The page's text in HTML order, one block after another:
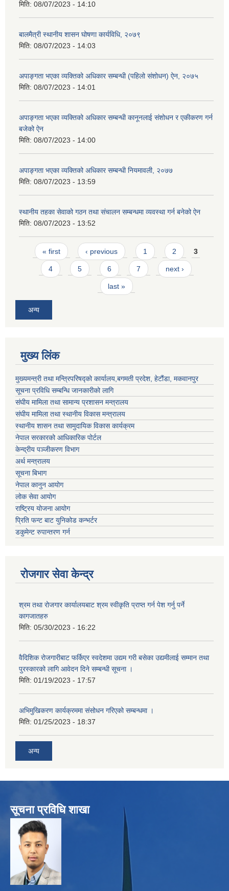
मिति: 08/07/2023 - 14:10
बालमैत्री स्थानीय शासन घोषणा कार्यविधि,‍ २०७९
मिति: 08/07/2023 - 14:03
अपाङ्गता भएका व्यक्तिको अधिकार सम्बन्धी (पहिलो संशोधन) ऐन, २०७५
मिति: 08/07/2023 - 14:01
अपाङ्गता भएका व्यक्तिको अधिकार सम्बन्धी कानूनलाई संशोधन र एकीकरण गर्न
बजेको ऐन
मिति: 08/07/2023 - 14:00
अपाङ्गता भएका व्यक्तिको अधिकार सम्बन्धी नियमावली, २०७७
मिति: 08/07/2023 - 13:59
स्थानीय तहका सेवाको गठन तथा संचालन सम्बन्धमा व्यवस्था गर्न बनेको ऐन
मिति: 08/07/2023 - 13:52
Pages
« first ‹ previous 1 2 3
4 5 6 7 next ›
last »
अन्य
मुख्य लिंक
मुख्यमन्त्री तथा मन्त्रिपरिषद्को कार्यालय,बगमती प्रदेश, हेटौंडा, मकवानपुर
सूचना प्रविधि सम्बन्धि जानकारीको लागि
संघीय मामिला तथा सामान्य प्रशासन मन्त्रालय
संघीय मामिला तथा स्थानीय विकास मन्त्रालय
स्थानीय शासन तथा सामुदायिक विकास कार्यक्रम
नेपाल सरकारको आधिकारिक पोर्टल
केन्द्रीय पञ्जीकरण विभाग
अर्थ मन्त्रालय
सूचना बिभाग
नेपाल कानुन आयोग
लोक सेवा आयोग
राष्ट्रिय योजना आयोग
प्रिति फन्ट बाट युनिकोड कन्भर्टर
डकुमेन्ट रुपान्तरण गर्न
रोजगार सेवा केन्द्र
श्रम तथा रोजगार कार्यालयबाट श्रम स्वीकृति प्राप्त गर्न पेश गर्नु पर्ने
कागजातहरु
मिति: 05/30/2023 - 16:22
वैदिशिक रोजगारीबाट फर्किएर स्वदेशमा उद्यम गरी बसेका उद्यमीलाई सम्मान तथा
पुरस्कारको लागि आवेदन दिने सम्बन्धी सूचना ।
मिति: 01/19/2023 - 17:57
अभिमुखिकरण कार्यक्रममा संसोधन गरिएको सम्बन्धमा ।
मिति: 01/25/2023 - 18:37
अन्य
सूचना प्रविधि शाखा